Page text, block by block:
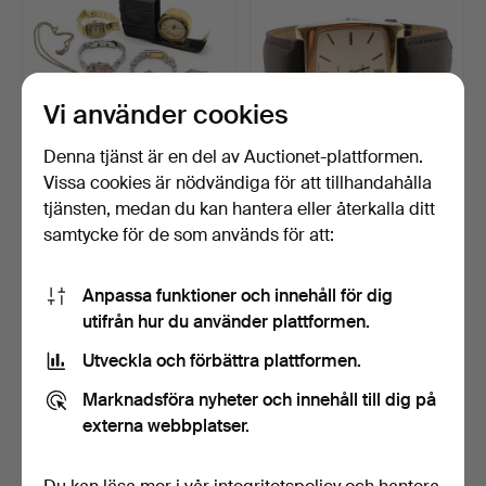
RESEVÄCKARUR +
ARMBANDSUR +
KLOTFORMIGT HÄ…
5 dagar
41 USD
OMEGA VINTAGE
ARMBANDSUR MED
MANUELL UPPDR…
5 dagar
256 USD
Vi använder cookies
Denna tjänst är en del av Auctionet-plattformen.
Vissa cookies är nödvändiga för att tillhandahålla
tjänsten, medan du kan hantera eller återkalla ditt
samtycke för de som används för att:
Anpassa funktioner och innehåll för dig
utifrån hur du använder plattformen.
Utveckla och förbättra plattformen.
Marknadsföra nyheter och innehåll till dig på
externa webbplatser.